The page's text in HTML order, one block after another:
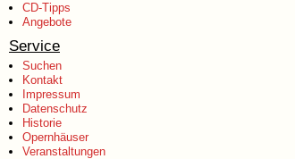
CD-Tipps
Angebote
Service
Suchen
Kontakt
Impressum
Datenschutz
Historie
Opernhäuser
Veranstaltungen